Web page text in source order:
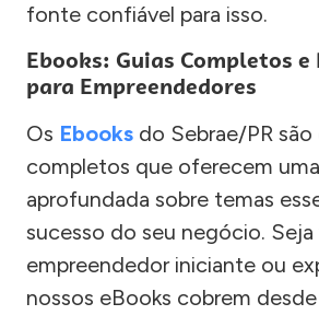
fonte confiável para isso.
Ebooks: Guias Completos
para Empreendedores
Os Ebooks do Sebrae/PR são
completos que oferecem
aprofundada sobre temas
sucesso do seu negócio.
empreendedor iniciante ou
nossos eBooks cobrem